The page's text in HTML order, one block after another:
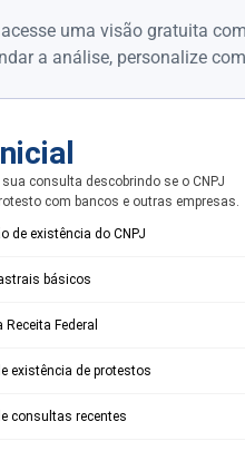
acesse uma visão gratuita
a análise, personalize
consulta descobrindo se o CNPJ
com bancos e outras empresas.
de existência do CNPJ
básicos
Federal
existência de protestos
consultas recentes